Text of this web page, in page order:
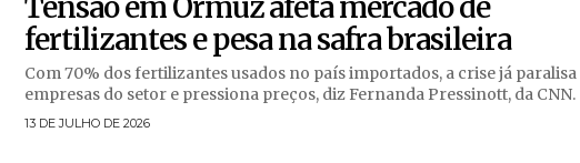
Tensão em Ormuz afeta mercado de
fertilizantes e pesa na safra brasileira
Com 70% dos fertilizantes usados no país importados, a crise já paralisa
empresas do setor e pressiona preços, diz Fernanda Pressinott, da CNN.
13 DE JULHO DE 2026